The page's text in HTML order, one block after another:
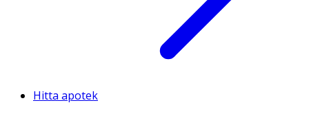
Hitta apotek